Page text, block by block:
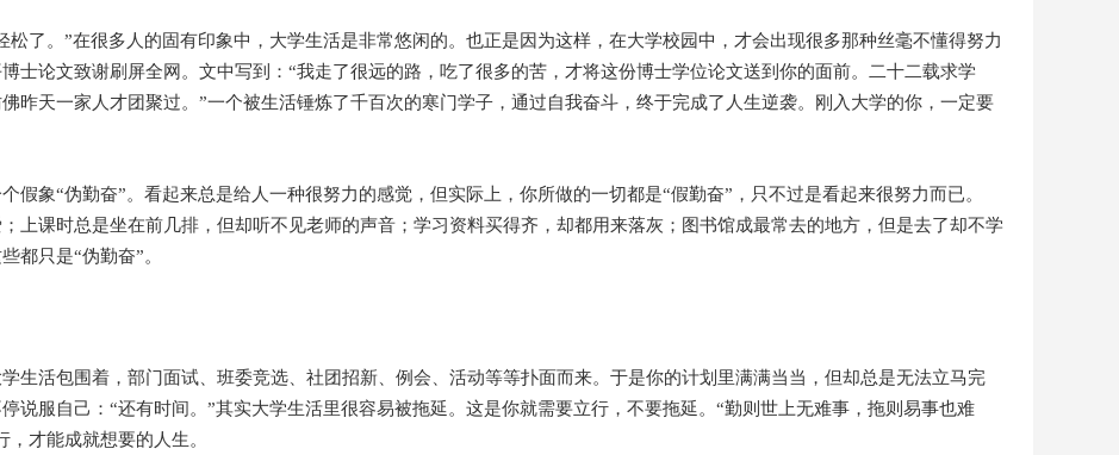
了。”在很多人的固有印象中，大学生活是非常悠闲的。也正是因为这样，在大学校园中，才会出现很多那种丝毫不懂得努力
士论文致谢刷屏全网。文中写到：“我走了很远的路，吃了很多的苦，才将这份博士学位论文送到你的面前。二十二载求学
昨天一家人才团聚过。”一个被生活锤炼了千百次的寒门学子，通过自我奋斗，终于完成了人生逆袭。刚入大学的你，一定要
假象“伪勤奋”。看起来总是给人一种很努力的感觉，但实际上，你所做的一切都是“假勤奋”，只不过是看起来很努力而已。
上课时总是坐在前几排，但却听不见老师的声音；学习资料买得齐，却都用来落灰；图书馆成最常去的地方，但是去了却不学
都只是“伪勤奋”。
生活包围着，部门面试、班委竞选、社团招新、例会、活动等等扑面而来。于是你的计划里满满当当，但却总是无法立马完
说服自己：“还有时间。”其实大学生活里很容易被拖延。这是你就需要立行，不要拖延。“勤则世上无难事，拖则易事也难
才能成就想要的人生。